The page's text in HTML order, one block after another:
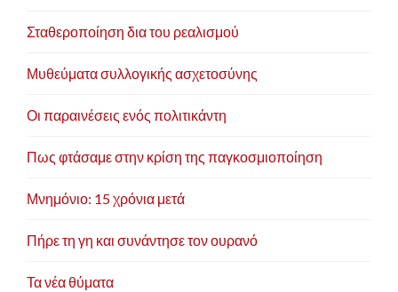
Σταθεροποίηση δια του ρεαλισμού
Μυθεύματα συλλογικής ασχετοσύνης
Οι παραινέσεις ενός πολιτικάντη
Πως φτάσαμε στην κρίση της παγκοσμιοποίηση
Μνημόνιο: 15 χρόνια μετά
Πήρε τη γη και συνάντησε τον ουρανό
Τα νέα θύματα